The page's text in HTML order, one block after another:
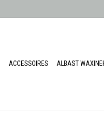
ACCESSOIRES ALBAST